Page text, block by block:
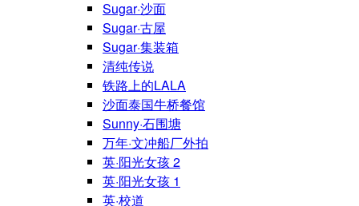
Sugar·沙面
Sugar·古屋
Sugar·集装箱
清纯传说
铁路上的LALA
沙面泰国牛桥餐馆
Sunny·石围塘
万年·文冲船厂外拍
英·阳光女孩 2
英·阳光女孩 1
英·校道